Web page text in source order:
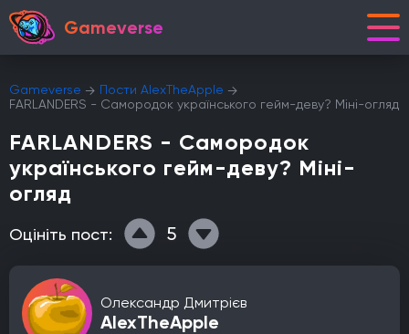
Gameverse
Gameverse
Пости AlexTheApple
FARLANDERS - Самородок українського гейм-деву? Міні-огляд
FARLANDERS - Самородок
українського гейм-деву? Міні-
огляд
Оцініть пост: 5
Олександр Дмитрієв
AlexTheApple